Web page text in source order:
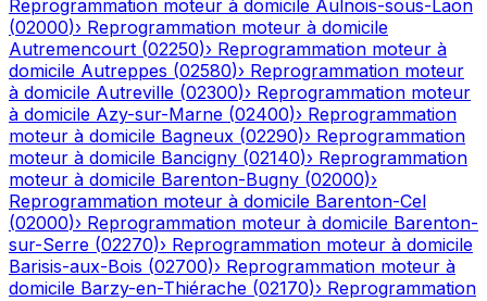
Reprogrammation moteur à domicile Aulnois-sous-Laon
(02000)› Reprogrammation moteur à domicile
Autremencourt (02250)› Reprogrammation moteur à
domicile Autreppes (02580)› Reprogrammation moteur
à domicile Autreville (02300)› Reprogrammation moteur
à domicile Azy-sur-Marne (02400)› Reprogrammation
moteur à domicile Bagneux (02290)› Reprogrammation
moteur à domicile Bancigny (02140)› Reprogrammation
moteur à domicile Barenton-Bugny (02000)›
Reprogrammation moteur à domicile Barenton-Cel
(02000)› Reprogrammation moteur à domicile Barenton-
sur-Serre (02270)› Reprogrammation moteur à domicile
Barisis-aux-Bois (02700)› Reprogrammation moteur à
domicile Barzy-en-Thiérache (02170)› Reprogrammation